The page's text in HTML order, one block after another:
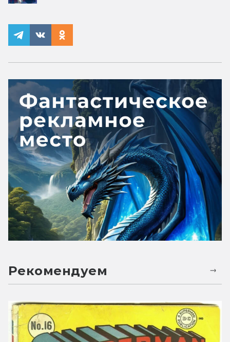
Рекомендуем